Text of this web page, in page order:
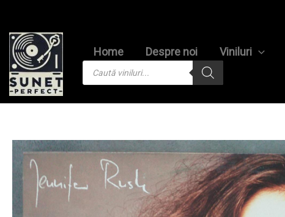
content
Home Despre noi Viniluri
search